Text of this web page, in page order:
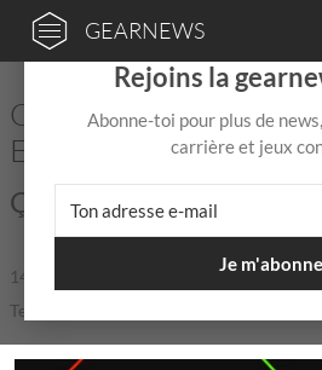
GEARNEWS
Oms In Serial présente
Eurorack DynaMix
Ça va patcher !
14 Avr |
Temps de lecture: 1 min
Rejoins la
Abonne-toi pour plus de
carrière et jeux
Je m'abonne